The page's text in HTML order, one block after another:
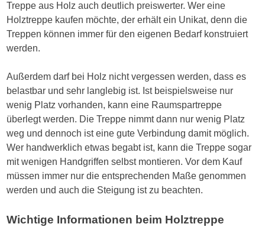
Treppe aus Holz auch deutlich preiswerter. Wer eine
Holztreppe kaufen möchte, der erhält ein Unikat, denn die
Treppen können immer für den eigenen Bedarf konstruiert
werden.
Außerdem darf bei Holz nicht vergessen werden, dass es
belastbar und sehr langlebig ist. Ist beispielsweise nur
wenig Platz vorhanden, kann eine Raumspartreppe
überlegt werden. Die Treppe nimmt dann nur wenig Platz
weg und dennoch ist eine gute Verbindung damit möglich.
Wer handwerklich etwas begabt ist, kann die Treppe sogar
mit wenigen Handgriffen selbst montieren. Vor dem Kauf
müssen immer nur die entsprechenden Maße genommen
werden und auch die Steigung ist zu beachten.
Wichtige Informationen beim Holztreppe